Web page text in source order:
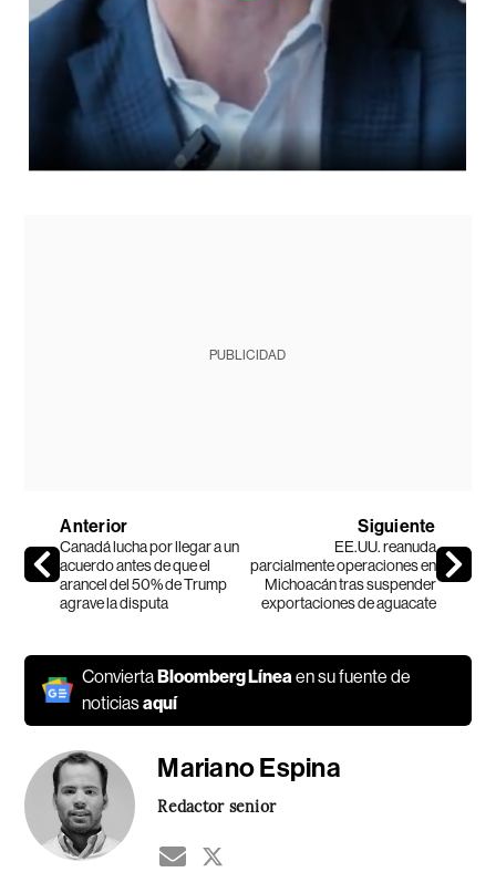
PUBLICIDAD
Anterior
Canadá lucha por llegar a un
acuerdo antes de que el
arancel del 50% de Trump
agrave la disputa
Siguiente
EE.UU. reanuda
parcialmente operaciones en
Michoacán tras suspender
exportaciones de aguacate
ConviertaBloomberg Línea en su fuente de
noticiasaquí
Mariano Espina
Redactor senior